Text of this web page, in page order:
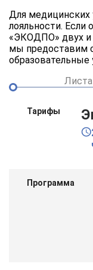
Для медицинских
лояльности. Если
«ЭКОДПО» двух и
мы предоставим
образовательные
Тарифы
Программа